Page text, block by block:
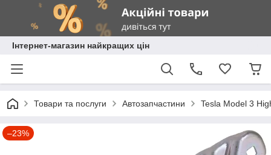
Інтернет-магазин найкращих цін
Товари та послуги Автозапчастини Tesla Model 3
–23%